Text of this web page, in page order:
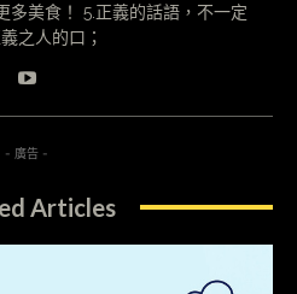
多美食！ 5.正義的話語，不一定
之人的口；
- 廣告 -
Articles